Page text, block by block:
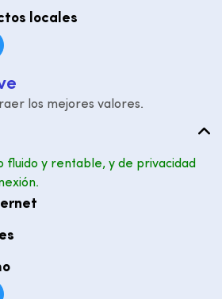
locales
e
los mejores valores.
fluido y rentable, y de privacidad